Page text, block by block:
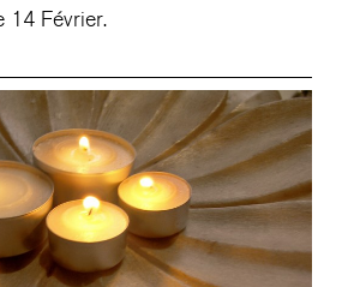
14 Février.